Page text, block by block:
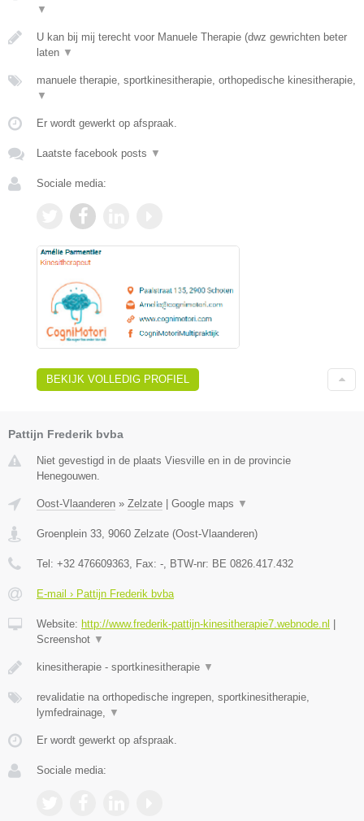
▼
U kan bij mij terecht voor Manuele Therapie (dwz gewrichten beter
laten ▼
manuele therapie, sportkinesitherapie, orthopedische kinesitherapie,
▼
Er wordt gewerkt op afspraak.
Laatste facebook posts ▼
Sociale media:
BEKIJK VOLLEDIG PROFIEL
Pattijn Frederik bvba
Niet gevestigd in de plaats Viesville en in de provincie
Henegouwen.
Oost-Vlaanderen » Zelzate | Google maps ▼
Groenplein 33 9060 Zelzate (Oost-Vlaanderen)
Tel: +32 476609363 , Fax: - , BTW-nr: BE 0826.417.432
E-mail › Pattijn Frederik bvba
Website: http://www.frederik-pattijn-kinesitherapie7.webnode.nl |
Screenshot ▼
kinesitherapie - sportkinesitherapie ▼
revalidatie na orthopedische ingrepen, sportkinesitherapie,
lymfedrainage,
▼
Er wordt gewerkt op afspraak.
Sociale media: